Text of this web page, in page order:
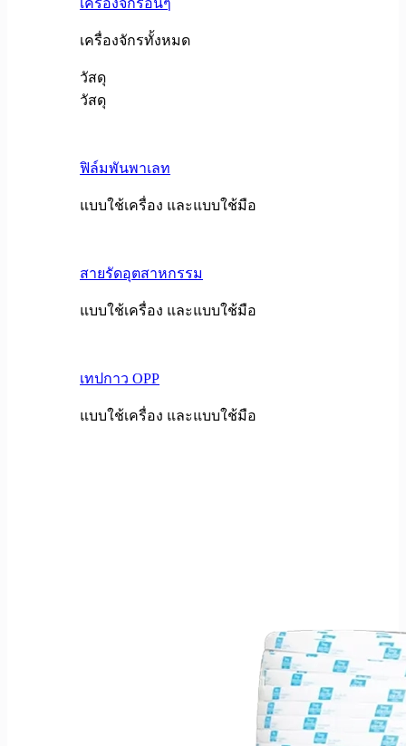
เครื่องจักรอื่นๆ
เครื่องจักรทั้งหมด
วัสดุ
วัสดุ
ฟิล์มพันพาเลท
แบบใช้เครื่อง และแบบใช้มือ
สายรัดอุตสาหกรรม
แบบใช้เครื่อง และแบบใช้มือ
เทปกาว OPP
แบบใช้เครื่อง และแบบใช้มือ